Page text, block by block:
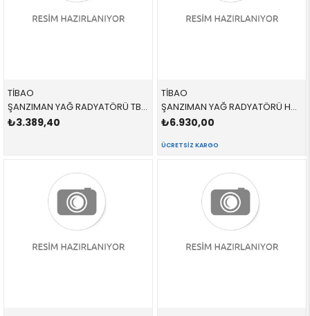
TİBAO
ŞANZIMAN YAĞ RADYATÖRÜ TB27C0126,430526 17217803830 17217803830 E46,E60,E61,E63,E64,E65,E66,E83 2.0D,2.5D,3.0D,3.5,M57,M57N2 2004-2014
₺3.389,40
TİBAO
ŞANZIMAN YAĞ RADYATÖRÜ HATTI TB22C0489,431921 17227604979 17227604979 F20,F21,F30,F31 1.6,1.8,2.0İ 2012-2019
₺6.930,00
ÜCRETSIZ KARGO